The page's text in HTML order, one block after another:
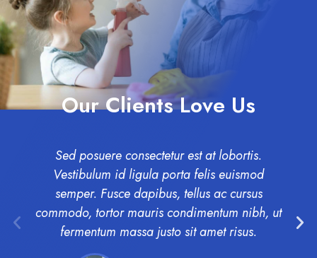
Our Clients Love Us
Sed posuere consectetur est at lobortis.
Vestibulum id ligula porta felis euismod
semper. Fusce dapibus, tellus ac cursus
commodo, tortor mauris condimentum nibh, ut
fermentum massa justo sit amet risus.